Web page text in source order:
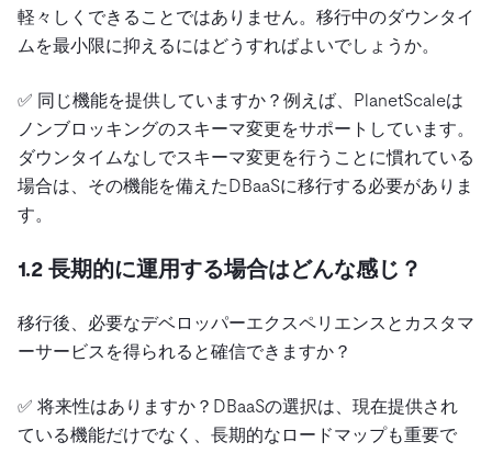
軽々しくできることではありません。移行中のダウンタイ
ムを最小限に抑えるにはどうすればよいでしょうか。
✅ 同じ機能を提供していますか？例えば、PlanetScaleは
ノンブロッキングのスキーマ変更をサポートしています。
ダウンタイムなしでスキーマ変更を行うことに慣れている
場合は、その機能を備えたDBaaSに移行する必要がありま
す。
1.2 長期的に運用する場合はどんな感じ？
移行後、必要なデベロッパーエクスペリエンスとカスタマ
ーサービスを得られると確信できますか？
✅ 将来性はありますか？DBaaSの選択は、現在提供され
ている機能だけでなく、長期的なロードマップも重要で